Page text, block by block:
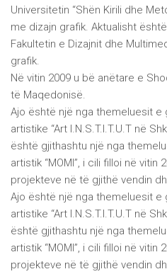
Universitetin “Shën Kirili dhe
me dizajn grafik. Aktualisht
Fakultetin e Dizajnit dhe
grafik.
Në vitin 2009 u bë anëtare e
të Maqedonisë.
Ajo është një nga themeluesit
artistike “Art I.N.S.T.I.T.U.T në
është gjithashtu një nga
artistik “MOMI”, i cili filloi në vitin
projekteve në të gjithë vendin
Ajo është një nga themeluesit
artistike “Art I.N.S.T.I.T.U.T në
është gjithashtu një nga
artistik “MOMI”, i cili filloi në vitin
projekteve në të gjithë vendin